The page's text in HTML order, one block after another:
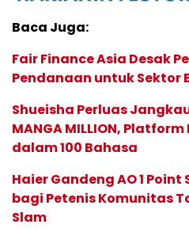
Baca Juga:
Fair Finance Asia Desak
Pendanaan untuk Sektor
Shueisha Perluas
MANGA MILLION,
dalam 100 Bahasa
Haier Gandeng AO 1
bagi Petenis Komunitas
Slam